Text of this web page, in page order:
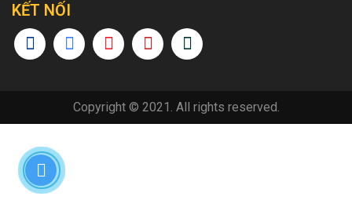
KẾT NỐI
Copyright © 2021. All rights reserved.